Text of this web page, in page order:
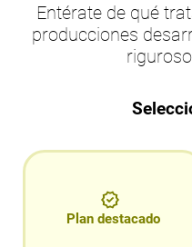
Entérate de qué
producciones
Plan destacado